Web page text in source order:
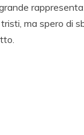
ma spero di